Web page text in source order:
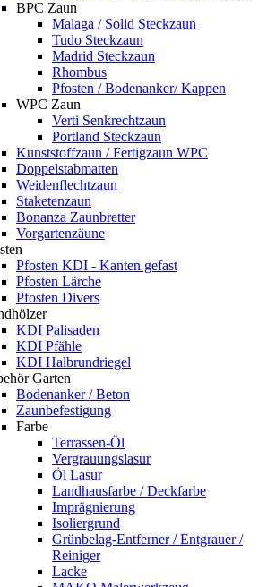
BPC Zaun
Malaga / Solid Steckzaun
Tudo Steckzaun
Madrid Steckzaun
Rhombus
Pfosten / Bodenanker/ Kappen
WPC Zaun
Verti Senkrechtzaun
Portland Steckzaun
Kunststoffzaun / Fertigzaun WPC
Doppelstabmatten
Weidenflechtzaun
Staketenzaun
Bonanza Zaunbretter
Vorgartenzäune
Pfosten KDI - Kanten gefast
Pfosten Lärche
Pfosten Divers
KDI Palisaden
KDI Pfähle
KDI Halbrundriegel
Garten
Bodenanker / Beton
Zaunbefestigung
Farbe
Terrassen-Öl
Vergrauungslasur
Öl Lasur
Landhausfarbe / Deckfarbe
Imprägnierung
Isoliergrund
Grünbelag-Entferner / Entgrauer /
Reiniger
Lacke